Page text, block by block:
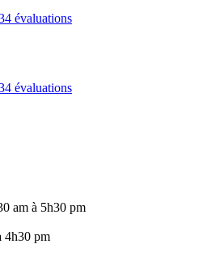
évaluations
évaluations
am à 5h30 pm
4h30 pm